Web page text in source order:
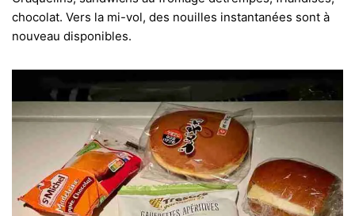
chocolat. Vers la mi-vol, des nouilles instantanées sont à
nouveau disponibles.